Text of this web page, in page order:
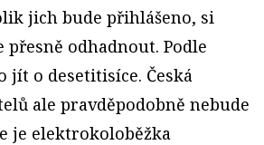
jich bude přihlášeno, si
odhadnout. Podle
jít o desetitisíce. Česká
ale pravděpodobně nebude
je elektrokoloběžka